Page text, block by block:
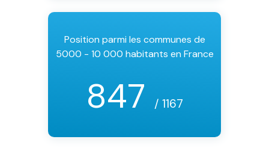
Position parmi les communes de
5000 - 10 000 habitants en France
847 / 1167